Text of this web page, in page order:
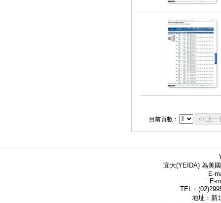
目前頁數： <<上一
宜大(YEIDA) 為美
E-
E-
TEL：
地址：新